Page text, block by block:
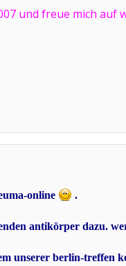
und freue mich auf
online .
antikörper dazu.
unserer berlin-treffen